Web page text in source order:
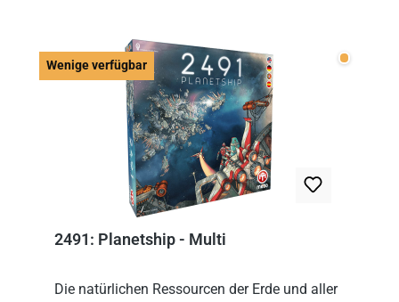
Wenige verfügbar Wenige
2491: Planetship - Multi
Die natürlichen Ressourcen der Erde und aller